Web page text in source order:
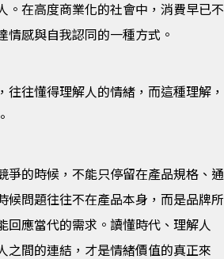
。在高度商業化的社會中，消費早已不
情感與自我認同的一種方式。
往往懂得理解人的情緒，而這種理解，
爭的時候，不能只停留在產品規格、通
候問題往往不在產品本身，而是品牌所
回應當代的需求。讀懂時代、理解人
之間的連結，才是情緒價值的真正來